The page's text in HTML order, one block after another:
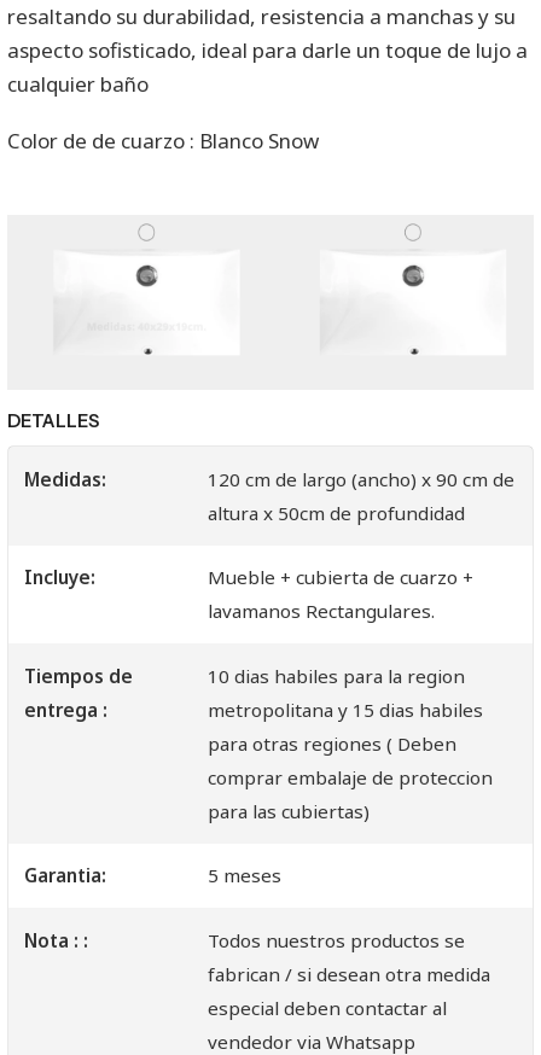
resaltando su durabilidad, resistencia a manchas y su
aspecto sofisticado, ideal para darle un toque de lujo a
cualquier baño
Color de de cuarzo : Blanco Snow
DETALLES
Medidas:
120 cm de largo (ancho) x 90 cm de
altura x 50cm de profundidad
Incluye:
Mueble + cubierta de cuarzo +
lavamanos Rectangulares.
Tiempos de
entrega :
10 dias habiles para la region
metropolitana y 15 dias habiles
para otras regiones ( Deben
comprar embalaje de proteccion
para las cubiertas)
Garantia: 5 meses
Nota : :
Todos nuestros productos se
fabrican / si desean otra medida
especial deben contactar al
vendedor via Whatsapp